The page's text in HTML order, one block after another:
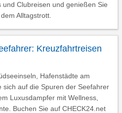
und Clubreisen und genießen Sie
Alltagstrott.
Kreuzfahrtreisen
Hafenstädte am
sich auf die Spuren der Seefahrer
Luxusdampfer mit Wellness,
Buchen Sie auf CHECK24.net